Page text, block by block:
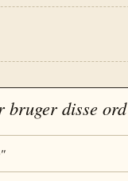
bruger disse ord
"